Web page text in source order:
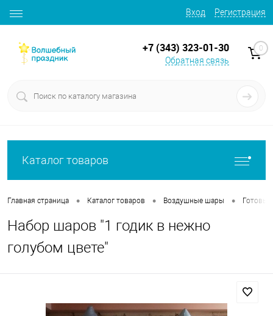
Вход Регистрация
+7 (343) 323-01-30
Обратная связь
0
Каталог товаров
Главная страница • Каталог товаров • Воздушные шары •
Набор шаров "1 годик в нежно
голубом цвете"